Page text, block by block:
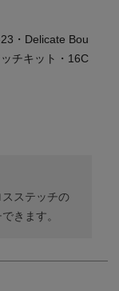
・Delicate Bou
チキット・16C
ステッチの
きます。